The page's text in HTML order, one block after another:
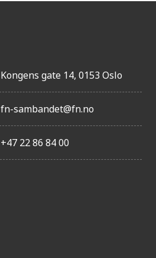
Kongens gate 14, 0153 Oslo
fn-sambandet@fn.no
+47 22 86 84 00